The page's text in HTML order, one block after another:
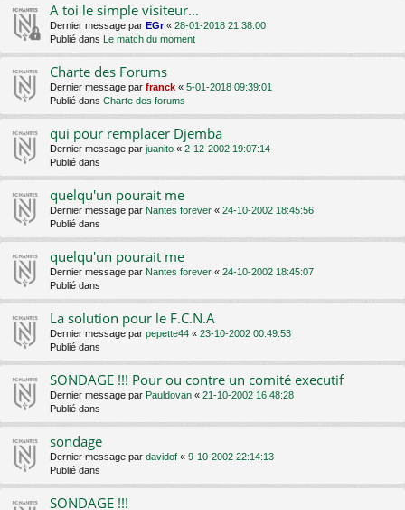
A toi le simple visiteur...
Dernier message par EGr« 28-01-2018 21:38:00
Publié dans Le match du moment
Charte des Forums
Dernier message par franck « 5-01-2018 09:39:01
Publié dans Charte des forums
qui pour remplacer Djemba
Dernier message par juanito « 2-12-2002 19:07:14
Publié dans
quelqu'un pourait me
Dernier message par Nantes forever « 24-10-2002 18:45:56
Publié dans
quelqu'un pourait me
Dernier message par Nantes forever « 24-10-2002 18:45:07
Publié dans
La solution pour le F.C.N.A
Dernier message par pepette44 « 23-10-2002 00:49:53
Publié dans
SONDAGE !!! Pour ou contre un comité executif
Dernier message par Pauldovan « 21-10-2002 16:48:28
Publié dans
sondage
Dernier message par davidof « 9-10-2002 22:14:13
Publié dans
SONDAGE !!!